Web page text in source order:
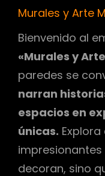
Murales y Arte
Bienvenido al
«Murales y
paredes se
narran
espacios en
únicas.
decoran, sino